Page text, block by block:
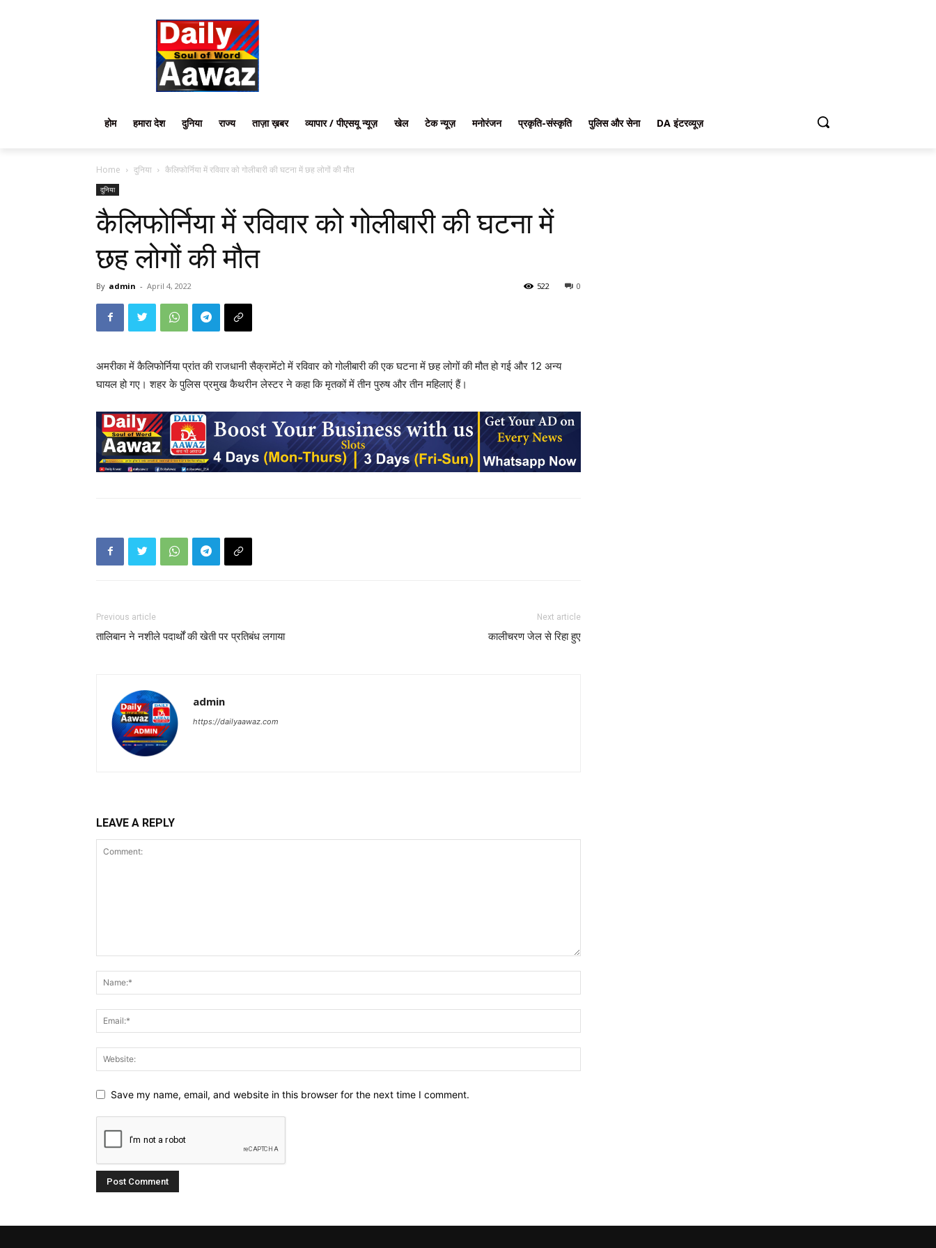
होम हमारा देश दुनिया राज्य ताज़ा ख़बर व्यापार / पीएसयू न्यूज़ खेल टेक न्यूज़ मनोरंजन प्रकृति-संस्कृति पुलिस और सेना DA इंटरव्यूज़
Home दुनिया कैलिफोर्निया में रविवार को गोलीबारी की घटना में छह लोगों की मौत
दुनिया
कैलिफोर्निया में रविवार को गोलीबारी की घटना में
छह लोगों की मौत
By admin - April 4, 2022 0
522
अमरीका में कैलिफोर्निया प्रांत की राजधानी सैक्रामेंटो में रविवार को गोलीबारी की एक घटना में छह लोगों की मौत हो गई और 12 अन्य
घायल हो गए। शहर के पुलिस प्रमुख कैथरीन लेस्टर ने कहा कि मृतकों में तीन पुरुष और तीन महिलाएं हैं।
Previous article
तालिबान ने नशीले पदार्थों की खेती पर प्रतिबंध लगाया
Next article
कालीचरण जेल से रिहा हुए
admin
https://dailyaawaz.com
LEAVE A REPLY
Save my name, email, and website in this browser for the next time I comment.